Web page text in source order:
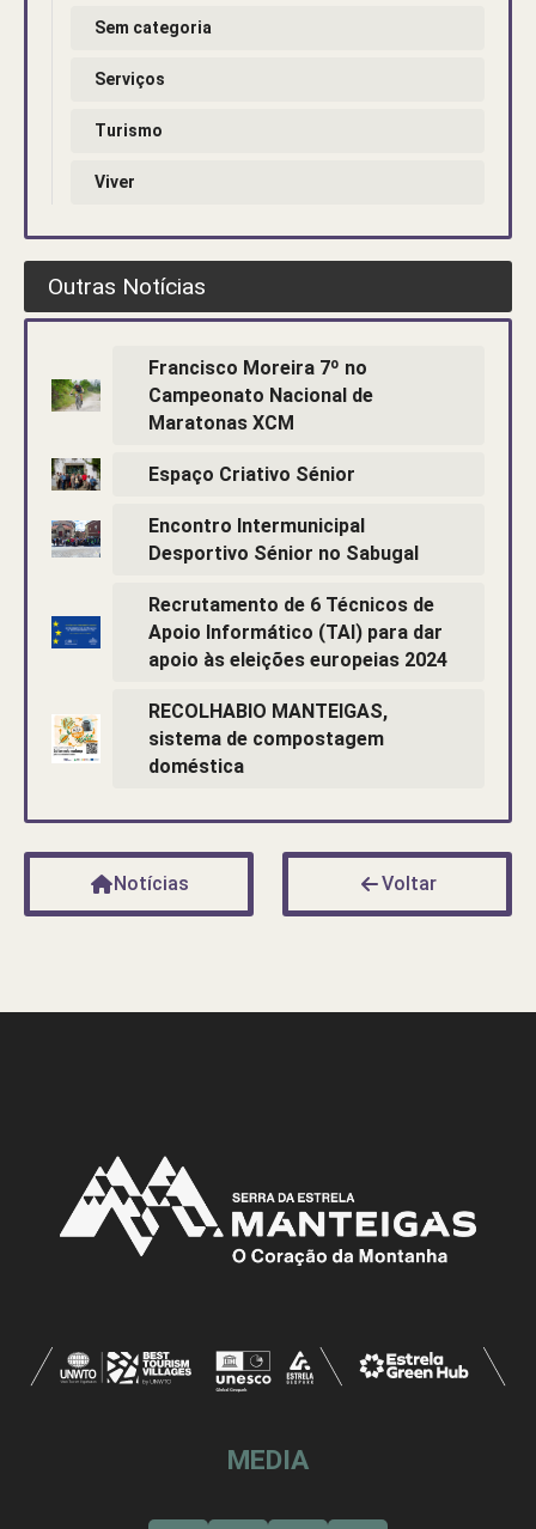
Sem categoria
Serviços
Turismo
Viver
Outras Notícias
Francisco Moreira 7º no
Campeonato Nacional de
Maratonas XCM
Espaço Criativo Sénior
Encontro Intermunicipal
Desportivo Sénior no Sabugal
Recrutamento de 6 Técnicos de
Apoio Informático (TAI) para dar
apoio às eleições europeias 2024
RECOLHABIO MANTEIGAS,
sistema de compostagem
doméstica
Notícias Voltar
MEDIA